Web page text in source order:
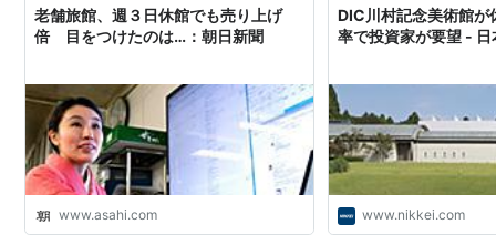
老舗旅館、週３日休館でも売り上げ
倍 目をつけたのは…：朝日新聞
www.asahi.com
DIC川村記念美術館
率で投資家が要望 -
www.nikkei.com